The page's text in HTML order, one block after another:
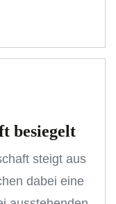
besiegelt
steigt aus
dabei eine